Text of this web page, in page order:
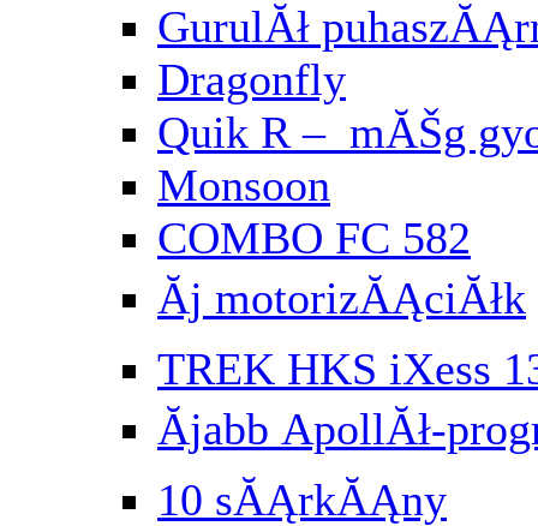
GurulĂł
Dragonfly
Quik R – mĂŠg
Monsoon
COMBO FC 582
Ăj motorizĂĄciĂłk
TREK HKS iXess
Ăjabb ApollĂł-
10 sĂĄrkĂĄny